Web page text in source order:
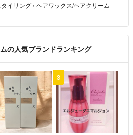
イリング › ヘアワックス/ヘアクリーム
の人気ブランドランキング
3